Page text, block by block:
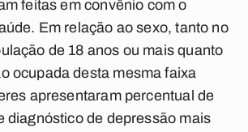
feitas em convênio com o
Em relação ao sexo, tanto no
de 18 anos ou mais quanto
ocupada desta mesma faixa
apresentaram percentual de
diagnóstico de depressão mais